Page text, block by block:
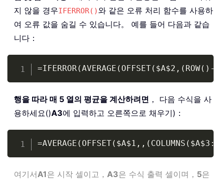
지 않을 경우IFERROR()와 같은 오류 처리 함수를 사용하
여 오류 값을 숨길 수 있습니다。 예를 들어 다음과 같습
니다：
Copy
행을 따라 매 5 열의 평균을 계산하려면 ， 다음 수식을 사
용하세요()A3에 입력하고 오른쪽으로 채우기)：
Copy
여기서A1은 시작 셀이고， A3은 수식 출력 셀이며， 5은